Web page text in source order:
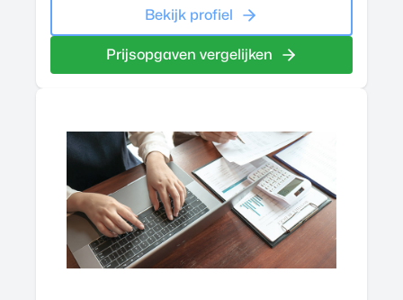
Bekijk profiel
Prijsopgaven vergelijken